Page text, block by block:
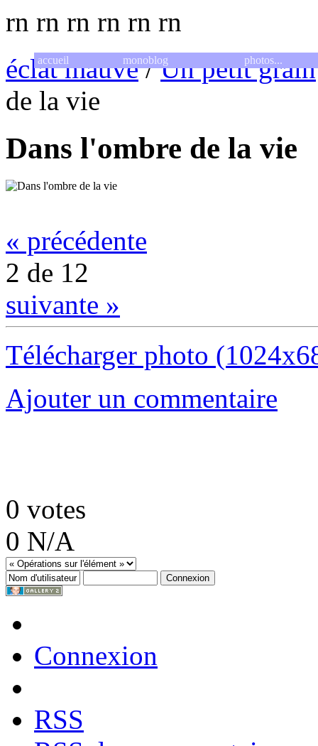
rn rn rn rn rn rn
accueil monoblog photos...
éclat mauve/Un petit grain
de la vie
Dans l'ombre de la vie
« précédente
2 de 12
suivante »
Télécharger photo
Ajouter un commentaire
0 votes
0 N/A
Connexion
RSS